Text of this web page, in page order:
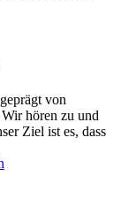
von
hören zu und
Ziel ist es, dass